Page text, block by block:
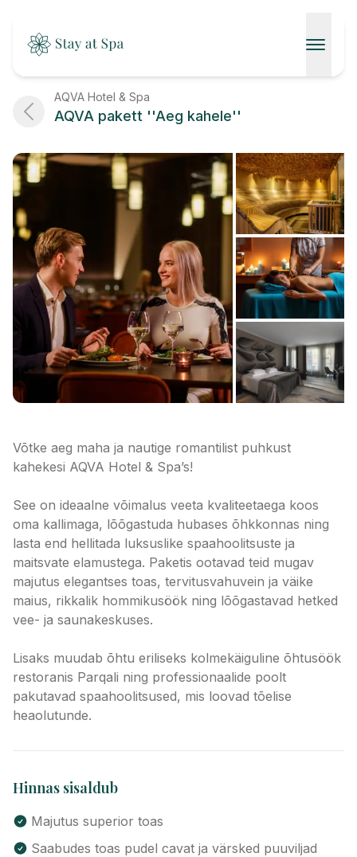
AVALEHT
KONTAKT
AQVA Hotel & Spa
AQVA pakett ''Aeg kahele''
Võtke aeg maha ja nautige romantilist puhkust
kahekesi AQVA Hotel & Spa’s!
See on ideaalne võimalus veeta kvaliteetaega koos
oma kallimaga, lõõgastuda hubases õhkkonnas ning
lasta end hellitada luksuslike spaahoolitsuste ja
maitsvate elamustega. Paketis ootavad teid mugav
majutus elegantses toas, tervitusvahuvein ja väike
maius, rikkalik hommikusöök ning lõõgastavad hetked
vee- ja saunakeskuses.
Lisaks muudab õhtu eriliseks kolmekäiguline õhtusöök
restoranis Parqali ning professionaalide poolt
pakutavad spaahoolitsused, mis loovad tõelise
heaolutunde.
Hinnas sisaldub
Majutus superior toas
Saabudes toas pudel cavat ja värsked puuviljad